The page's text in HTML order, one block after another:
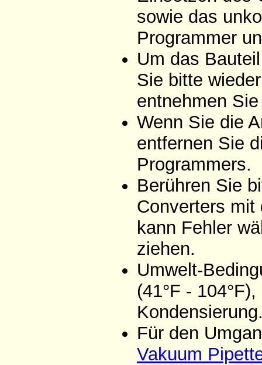
sowie das
Programmer
Um das
Sie bitte
entnehmen
Wenn Sie die
entfernen Sie
Programmers.
Berühren Sie
Converters mit
kann Fehler
ziehen.
Umwelt-
(41°F -
Für den
Vakuum